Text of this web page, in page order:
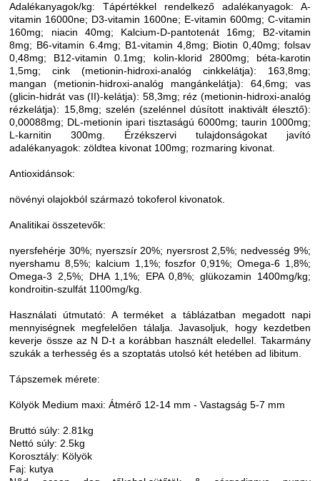
Adalékanyagok/kg: Tápértékkel rendelkező adalékanyagok: A-
vitamin 16000ne; D3-vitamin 1600ne; E-vitamin 600mg; C-vitamin
160mg; niacin 40mg; Kalcium-D-pantotenát 16mg; B2-vitamin
8mg; B6-vitamin 6.4mg; B1-vitamin 4,8mg; Biotin 0,40mg; folsav
0,48mg; B12-vitamin 0.1mg; kolin-klorid 2800mg; béta-karotin
1,5mg; cink (metionin-hidroxi-analóg cinkkelátja): 163,8mg;
mangan (metionin-hidroxi-analóg mangánkelátja): 64,6mg; vas
(glicin-hidrát vas (II)-kelátja): 58,3mg; réz (metionin-hidroxi-analóg
rézkelátja): 15,8mg; szelén (szelénnel dúsított inaktivált élesztő):
0,00088mg; DL-metionin ipari tisztaságú 6000mg; taurin 1000mg;
L-karnitin 300mg. Érzékszervi tulajdonságokat javító
adalékanyagok: zöldtea kivonat 100mg; rozmaring kivonat.
Antioxidánsok:
növényi olajokból származó tokoferol kivonatok.
Analitikai összetevők:
nyersfehérje 30%; nyerszsír 20%; nyersrost 2,5%; nedvesség 9%;
nyershamu 8,5%; kalcium 1,1%; foszfor 0,91%; Omega-6 1,8%;
Omega-3 2,5%; DHA 1,1%; EPA 0,8%; glükozamin 1400mg/kg;
kondroitin-szulfát 1100mg/kg.
Használati útmutató: A terméket a táblázatban megadott napi
mennyiségnek megfelelően tálalja. Javasoljuk, hogy kezdetben
keverje össze az N D-t a korábban használt eledellel. Takarmány
szukák a terhesség és a szoptatás utolsó két hetében ad libitum.
Tápszemek mérete:
Kölyök Medium maxi: Átmérő 12-14 mm - Vastagság 5-7 mm
Bruttó súly: 2.81kg
Nettó súly: 2.5kg
Korosztály: Kölyök
Faj: kutya